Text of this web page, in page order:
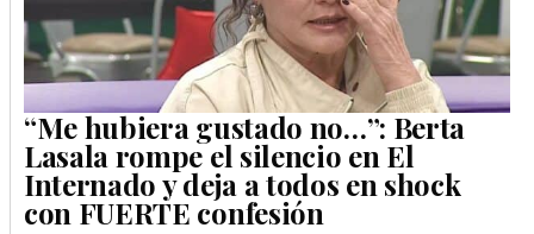
“Me hubiera gustado no…”: Berta
Lasala rompe el silencio en El
Internado y deja a todos en shock
con FUERTE confesión